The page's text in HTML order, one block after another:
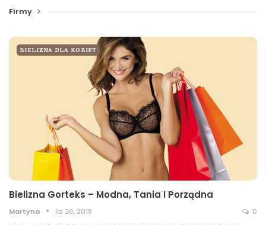
Firmy
BIELIZNA DLA KOBIET
Bielizna Gorteks – Modna, Tania I Porządna
Martyna lis 26, 2018 0